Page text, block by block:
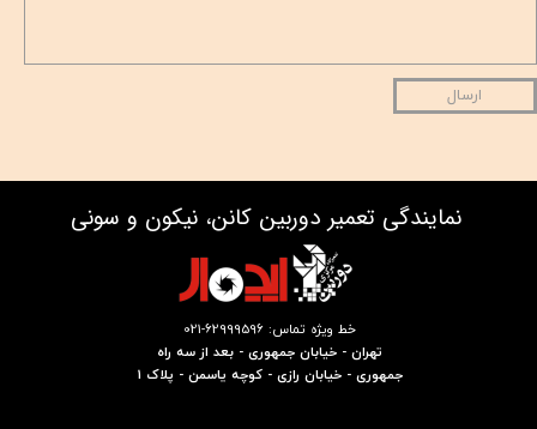
ارسال
نمایندگی تعمیر دوربین کانن، نیکون و سونی
خط ویژه تماس: 62999596-021
تهران - خیابان جمهوری - بعد از سه راه
جمهوری - خیابان رازی - کوچه یاسمن - پلاک 1